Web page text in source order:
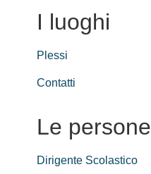
I luoghi
Plessi
Contatti
Le persone
Dirigente Scolastico